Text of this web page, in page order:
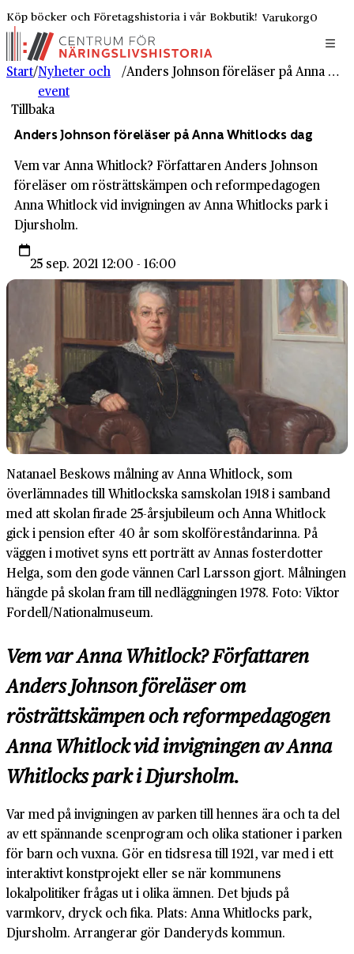
Köp böcker och Företagshistoria i vår Bokbutik! Varukorg0
Start/Nyheter och
event
/ Anders Johnson föreläser på Anna Whitlocks dag
Tillbaka
Anders Johnson föreläser på Anna Whitlocks dag
Vem var Anna Whitlock? Författaren Anders Johnson
föreläser om rösträttskämpen och reformpedagogen
Anna Whitlock vid invigningen av Anna Whitlocks park i
Djursholm.
25 sep. 2021 12:00 - 16:00
Natanael Beskows målning av Anna Whitlock, som
överlämnades till Whitlockska samskolan 1918 i samband
med att skolan firade 25-årsjubileum och Anna Whitlock
gick i pension efter 40 år som skolföreståndarinna. På
väggen i motivet syns ett porträtt av Annas fosterdotter
Helga, som den gode vännen Carl Larsson gjort. Målningen
hängde på skolan fram till nedläggningen 1978. Foto: Viktor
Fordell/Nationalmuseum.
Vem var Anna Whitlock? Författaren
Anders Johnson föreläser om
rösträttskämpen och reformpedagogen
Anna Whitlock vid invigningen av Anna
Whitlocks park i Djursholm.
Var med på invigningen av parken till hennes ära och ta del
av ett spännande scenprogram och olika stationer i parken
för barn och vuxna. Gör en tidsresa till 1921, var med i ett
interaktivt konstprojekt eller se när kommunens
lokalpolitiker frågas ut i olika ämnen. Det bjuds på
varmkorv, dryck och fika. Plats: Anna Whitlocks park,
Djursholm. Arrangerar gör Danderyds kommun.